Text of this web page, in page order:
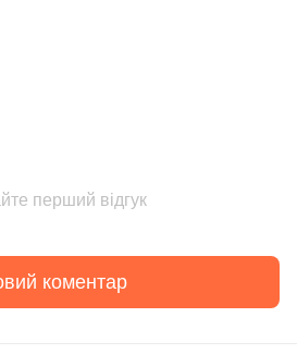
перший відгук
коментар